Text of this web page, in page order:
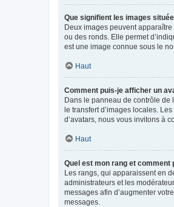
Que signifient les images
Deux images peuvent
ou des ronds. Elle permet
est une image connue sous le
Haut
Comment puis-je afficher un
Dans le panneau de contrôle de
le transfert d’images locales.
d’avatars, nous vous invitons à
Haut
Quel est mon rang et comment
Les rangs, qui apparaissent en
administrateurs et les
messages afin d’augmenter
messages.